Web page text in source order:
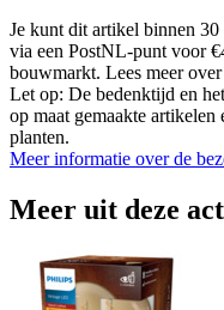
Je kunt dit artikel binnen 30
via een PostNL-punt voor
bouwmarkt. Lees meer over
Let op: De bedenktijd en
op maat gemaakte
planten.
Meer informatie over de
Meer uit deze